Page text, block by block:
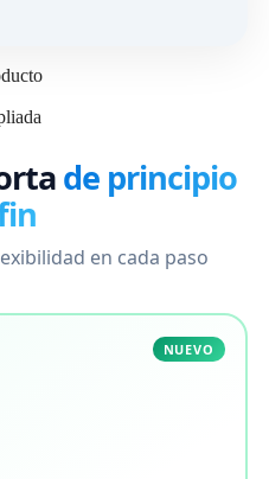
de principio
en cada paso
NUEVO